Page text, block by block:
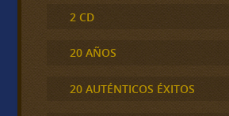
2 CD
20 AÑOS
20 AUTÉNTICOS ÉXITOS